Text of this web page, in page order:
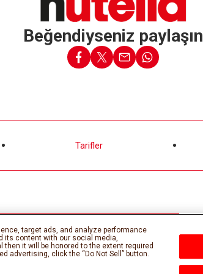
Beğendiyseniz paylaşın
Tarifler
target ads, and analyze performance
its content with our social media,
it will be honored to the extent required
advertising, click the “Do Not Sell” button.